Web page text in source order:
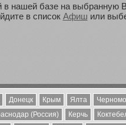
в нашей базе на выбранную
в список Афиш или
Донецк Крым Ялта
(Россия) Керчь